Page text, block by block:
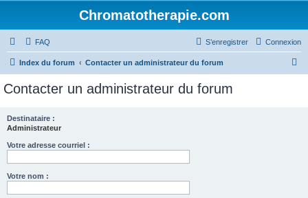
Chromatotherapie.com
FAQ Connexion
S’enregistrer
Index du forum Contacter un administrateur du forum
Contacter un administrateur du forum
Destinataire :
Administrateur
Votre adresse courriel :
Votre nom :